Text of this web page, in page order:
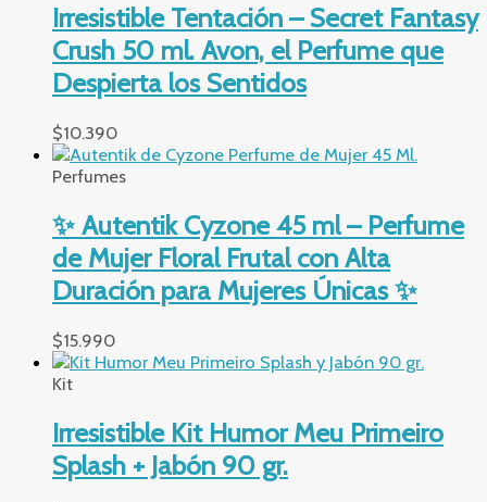
Irresistible Tentación – Secret Fantasy
Crush 50 ml. Avon, el Perfume que
Despierta los Sentidos
$10.390
Perfumes
✨ Autentik Cyzone 45 ml – Perfume
de Mujer Floral Frutal con Alta
Duración para Mujeres Únicas ✨
$15.990
Kit
Irresistible Kit Humor Meu Primeiro
Splash + Jabón 90 gr.